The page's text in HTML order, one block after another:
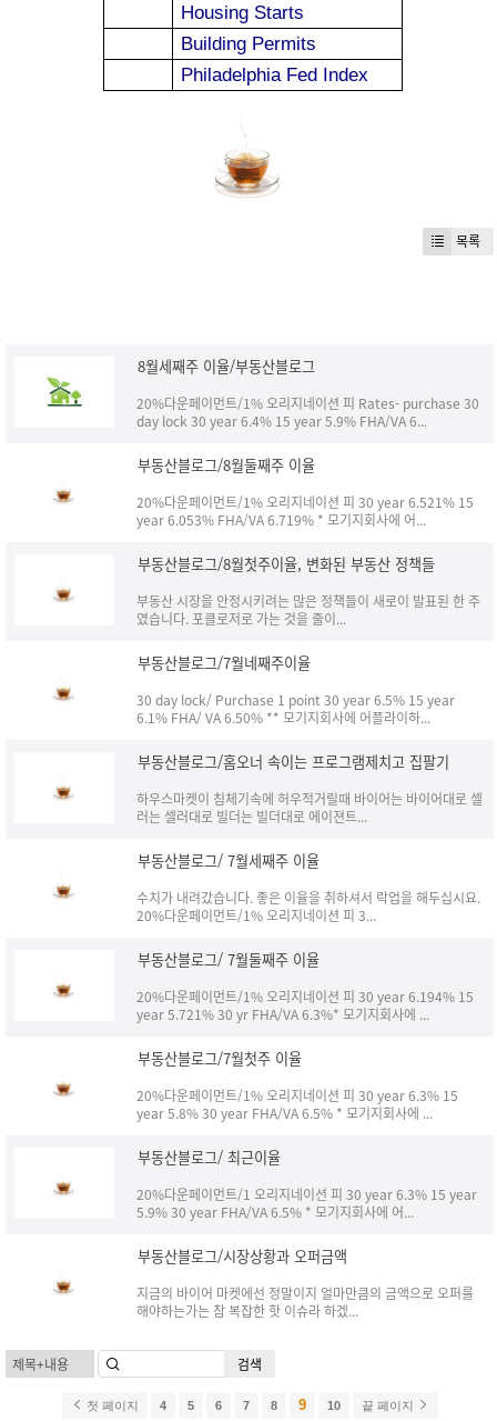
Housing Starts
Building Permits
PhiladelphiaFed Index
목록
8월세째주 이율/부동산블로그
20%다운페이먼트/1% 오리지네이션 피 Rates- purchase 30
day lock 30 year 6.4% 15 year 5.9% FHA/VA 6...
부동산블로그/8월둘째주 이율
20%다운페이먼트/1% 오리지네이션 피 30 year 6.521% 15
year 6.053% FHA/VA 6.719% * 모기지회사에 어...
부동산블로그/8월첫주이율, 변화된 부동산 정책들
부동산 시장을 안정시키려는 많은 정책들이 새로이 발표된 한 주
였습니다. 포클로저로 가는 것을 줄이...
부동산블로그/7월네째주이율
30 day lock/ Purchase 1 point 30 year 6.5% 15 year
6.1% FHA/ VA 6.50% ** 모기지회사에 어플라이하...
부동산블로그/홈오너 속이는 프로그램제치고 집팔기
하우스마켓이 침체기속에 허우적거릴때 바이어는 바이어대로 셀
러는 셀러대로 빌더는 빌더대로 에이젼트...
부동산블로그/ 7월세째주 이율
수치가 내려갔습니다. 좋은 이율을 취하셔서 락업을 해두십시요.
20%다운페이먼트/1% 오리지네이션 피 3...
부동산블로그/ 7월둘째주 이율
20%다운페이먼트/1% 오리지네이션 피 30 year 6.194% 15
year 5.721% 30 yr FHA/VA 6.3%* 모기지회사에 ...
부동산블로그/7월첫주 이율
20%다운페이먼트/1% 오리지네이션 피 30 year 6.3% 15
year 5.8% 30 year FHA/VA 6.5% * 모기지회사에 ...
부동산블로그/ 최근이율
20%다운페이먼트/1 오리지네이션 피 30 year 6.3% 15 year
5.9% 30 year FHA/VA 6.5% * 모기지회사에 어...
부동산블로그/시장상황과 오퍼금액
지금의 바이어 마켓에선 정말이지 얼마만큼의 금액으로 오퍼를
해야하는가는 참 복잡한 핫 이슈라 하겠...
검색
첫 페이지 4 5 6 7 8 9 10 끝 페이지